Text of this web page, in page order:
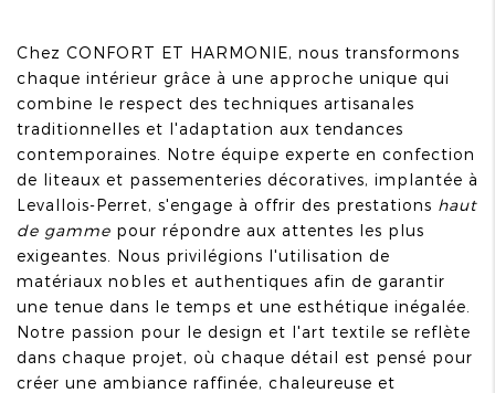
Chez CONFORT ET HARMONIE, nous transformons
chaque intérieur grâce à une approche unique qui
combine le respect des techniques artisanales
traditionnelles et l'adaptation aux tendances
contemporaines. Notre équipe experte en confection
de liteaux et passementeries décoratives, implantée à
Levallois-Perret, s'engage à offrir des prestations haut
de gamme pour répondre aux attentes les plus
exigeantes. Nous privilégions l'utilisation de
matériaux nobles et authentiques afin de garantir
une tenue dans le temps et une esthétique inégalée.
Notre passion pour le design et l'art textile se reflète
dans chaque projet, où chaque détail est pensé pour
créer une ambiance raffinée, chaleureuse et